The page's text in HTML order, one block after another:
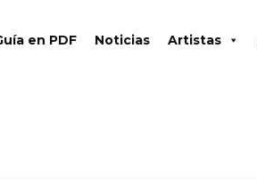
en PDF Noticias Artistas